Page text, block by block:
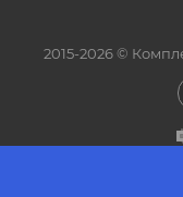
2015-2026 ©